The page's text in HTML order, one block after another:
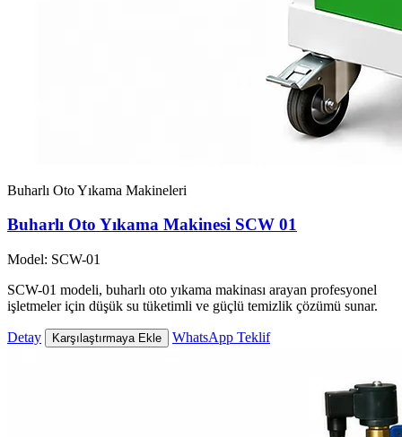
Buharlı Oto Yıkama Makineleri
Buharlı Oto Yıkama Makinesi SCW 01
Model: SCW-01
SCW-01 modeli, buharlı oto yıkama makinası arayan profesyonel
işletmeler için düşük su tüketimli ve güçlü temizlik çözümü sunar.
Detay Karşılaştırmaya Ekle WhatsApp Teklif